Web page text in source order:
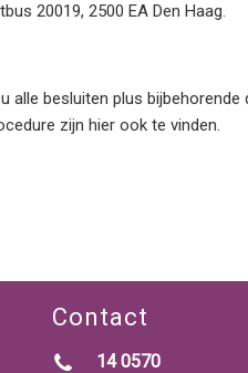
20019, 2500 EA Den Haag.
alle besluiten plus
zijn hier ook te vinden.
Contact
14 0570